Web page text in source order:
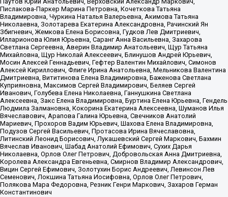
Пислакова-Паркер Марина Петровна, Кочеткова Татьяна
Владимировна, Чуркина Наталья Валерьевна, Акимова Татьяна
Николаевна, Золотарева Екатерина Александровна, Рачинский Ян
Збигневич, Жемкова Елена Борисовна, Гудков Лев Дмитриевич,
Илларионова Юлия Юрьевна, Саранг Анна Васильевна, Захарова
Светлана Сергеевна, Аверин Владимир Анатольевич, Щур Татьяна
Михайловна, Щур Николай Алексеевич, Блинушов Андрей Юрьевич,
Мосин Алексей Геннадьевич, Гефтер Валентин Михайлович, Симонов
Алексей Кириллович, Флиге Ирина Анатольевна, Мельникова Валентина
Дмитриевна, Вититинова Елена Владимировна, Баженова Светлана
Куприяновна, Максимов Сергей Владимирович, Беляев Сергей
Иванович, Голубева Елена Николаевна, Ганнушкина Светлана
Алексеевна, Закс Елена Владимировна, Буртина Елена Юрьевна, Гендель
Людмила Залмановна, Кокорина Екатерина Алексеевна, Шуманов Илья
Вячеславович, Арапова Галина Юрьевна, Свечников Анатолий
Мариевич, Прохоров Вадим Юрьевич, Шахова Елена Владимировна,
Подузов Сергей Васильевич, Протасова Ирина Вячеславовна,
Литинский Леонид Борисович, Лукашевский Сергей Маркович, Бахмин
Вячеслав Иванович, Шабад Анатолий Ефимович, Сухих Дарья
Николаевна, Орлов Олег Петрович, Добровольская Анна Дмитриевна,
Королева Александра Евгеньевна, Смирнов Владимир Александрович,
Вицин Сергей Ефимович, Золотухин Борис Андреевич, Левинсон Лев
Семенович, Локшина Татьяна Иосифовна, Орлов Олег Петрович,
Полякова Мара Федоровна, Резник Генри Маркович, Захаров Герман
Константинович